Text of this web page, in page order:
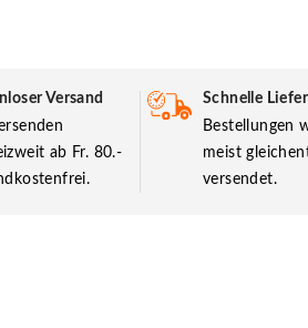
Versand
ab Fr. 80.-
Schnelle
Bestellungen
meist
versendet.